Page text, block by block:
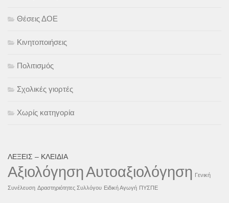
Θέσεις ΔΟΕ
Κινητοποιήσεις
Πολιτισμός
Σχολικές γιορτές
Χωρίς κατηγορία
ΛΈΞΕΙΣ – ΚΛΕΙΔΙΆ
ΑξιολόγησηΑυτοαξιολόγηση Γενική
Συνέλευση Δραστηριότητες Συλλόγου Ειδική Αγωγή ΠΥΣΠΕ